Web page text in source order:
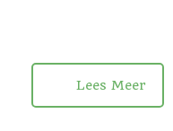
Lees Meer